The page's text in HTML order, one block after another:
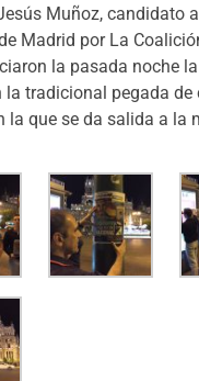
Muñoz, candidato
Madrid por La
la pasada noche
la tradicional pegada de
la que se da salida a la